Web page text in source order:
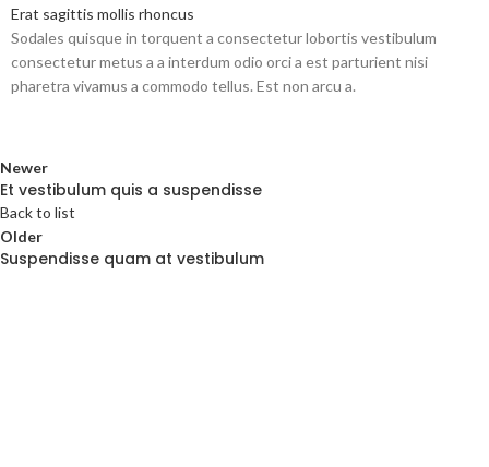
Erat sagittis mollis rhoncus
Sodales quisque in torquent a consectetur lobortis vestibulum
consectetur metus a a interdum odio orci a est parturient nisi
pharetra vivamus a commodo tellus. Est non arcu a.
Newer
Et vestibulum quis a suspendisse
Back to list
Older
Suspendisse quam at vestibulum